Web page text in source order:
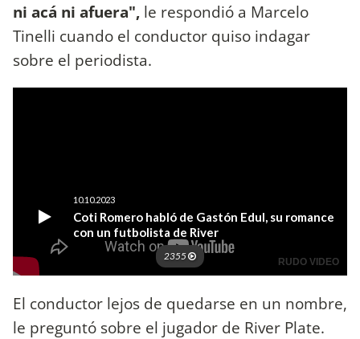
ni acá ni afuera", le respondió a Marcelo
Tinelli cuando el conductor quiso indagar
sobre el periodista.
El conductor lejos de quedarse en un nombre,
le preguntó sobre el jugador de River Plate.